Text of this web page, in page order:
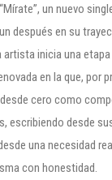
un nuevo
después en su
artista inicia una etapa
en la que, por
cero como
escribiendo desde
una necesidad
con honestidad.